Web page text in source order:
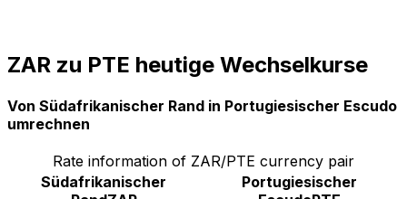
ZAR zu PTE heutige Wechselkurse
Von Südafrikanischer Rand in Portugiesischer Escudo
umrechnen
Rate information of ZAR/PTE currency pair
Südafrikanischer
Portugiesischer